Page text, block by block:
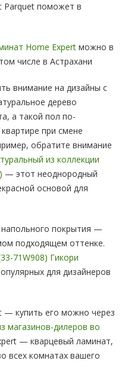
Parquet поможет в
Home Expert можно в
числе в Астрахани
внимание на дизайны с
дерево
а такой пол по-
при смене
обратите внимание
из коллекции
— этот неоднородный
основой для
покрытия —
подходящем оттенке.
71W908) Гикори
для дизайнеров
— купить его можно через
магазинов-дилеров во
— кварцевый ламинат,
всех комнатах вашего